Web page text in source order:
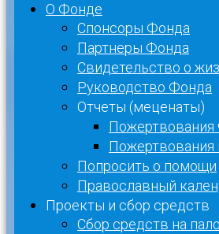
О Фонде
Спонсоры Фонда
Партнеры Фонда
Свидетельство о
Руководство Фонда
Отчеты (меценаты)
Пожертвования
Пожертвования
Попросить о помощи
Православный
Проекты и сбор средств
Сбор средств на